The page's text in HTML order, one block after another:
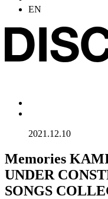
EN
2021.12.10
Memories
UNDER
SONGS